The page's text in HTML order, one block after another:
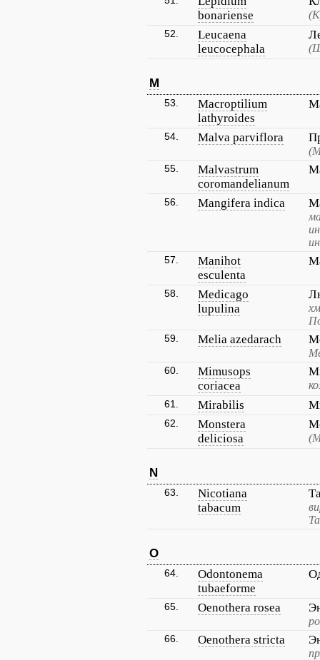
bonariense
52.
Leucaena
leucocephala
M
53.
Macroptilium
lathyroides
54. Malva parviflora
55.
Malvastrum
coromandelianum
56. Mangifera indica
57.
Manihot
esculenta
58.
Medicago
lupulina
59. Melia azedarach
60.
Mimusops
coriacea
61. Mirabilis
62.
Monstera
deliciosa
N
63.
Nicotiana
tabacum
O
64.
Odontonema
tubaeforme
65. Oenothera rosea
66. Oenothera stricta